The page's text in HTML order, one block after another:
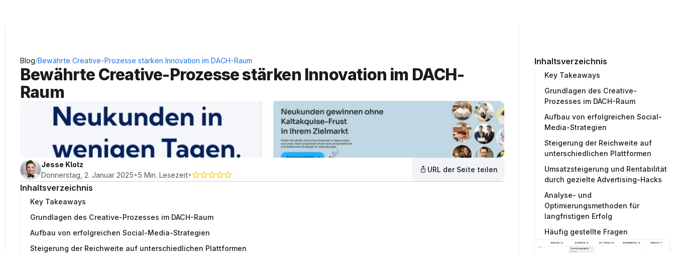
Inhaltsverzeichnis
Key Takeaways
Grundlagen des Creative-
Prozesses im DACH-Raum
Aufbau von erfolgreichen Social-
Media-Strategien
Steigerung der Reichweite auf
unterschiedlichen Plattformen
Umsatzsteigerung und Rentabilität
durch gezielte Advertising-Hacks
Analyse- und
Optimierungsmethoden für
langfristigen Erfolg
Häufig gestellte Fragen
Blog/Bewährte Creative-Prozesse stärken Innovation im DACH-Raum
Bewährte Creative-Prozesse stärken Innovation im DACH-
Raum
Jesse Klotz
Donnerstag, 2. Januar 2025•5 Min. Lesezeit•
URL der Seite teilen
Inhaltsverzeichnis
Key Takeaways
Grundlagen des Creative-Prozesses im DACH-Raum
Aufbau von erfolgreichen Social-Media-Strategien
Steigerung der Reichweite auf unterschiedlichen Plattformen